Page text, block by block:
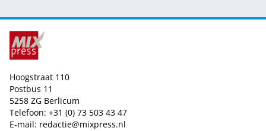
Hoogstraat 110
Postbus 11
5258 ZG Berlicum
Telefoon: +31 (0) 73 503 43 47
E-mail: redactie@mixpress.nl